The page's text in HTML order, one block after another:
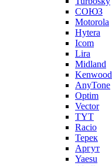
СОЮЗ
Motorola
Hytera
Icom
Lira
Midland
Kenwood
AnyTone
Optim
Vector
TYT
Racio
Терек
Аргут
Yaesu